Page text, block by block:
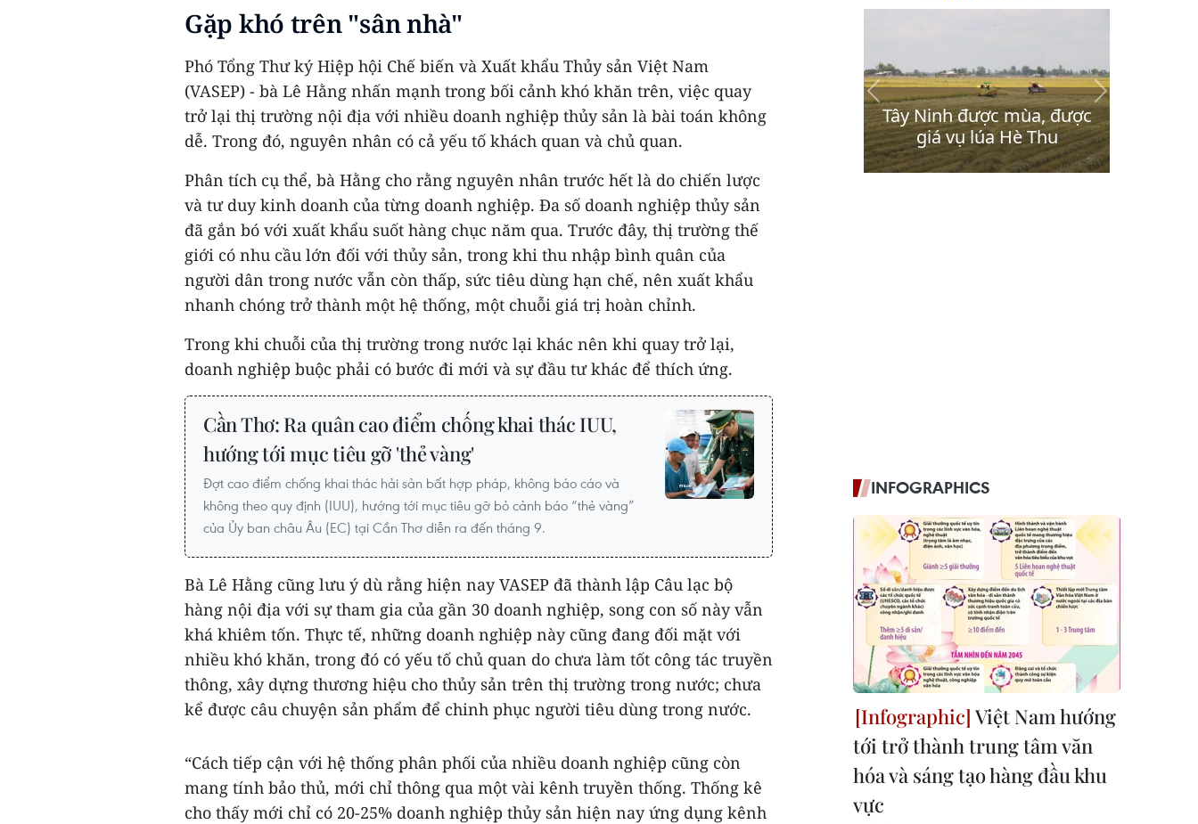
Gặp khó trên "sân nhà"
Phó Tổng Thư ký Hiệp hội Chế biến và Xuất khẩu Thủy sản Việt Nam
(VASEP) - bà Lê Hằng nhấn mạnh trong bối cảnh khó khăn trên, việc quay
trở lại thị trường nội địa với nhiều doanh nghiệp thủy sản là bài toán không
dễ. Trong đó, nguyên nhân có cả yếu tố khách quan và chủ quan.
Phân tích cụ thể, bà Hằng cho rằng nguyên nhân trước hết là do chiến lược
và tư duy kinh doanh của từng doanh nghiệp. Đa số doanh nghiệp thủy sản
đã gắn bó với xuất khẩu suốt hàng chục năm qua. Trước đây, thị trường thế
giới có nhu cầu lớn đối với thủy sản, trong khi thu nhập bình quân của
người dân trong nước vẫn còn thấp, sức tiêu dùng hạn chế, nên xuất khẩu
nhanh chóng trở thành một hệ thống, một chuỗi giá trị hoàn chỉnh.
Trong khi chuỗi của thị trường trong nước lại khác nên khi quay trở lại,
doanh nghiệp buộc phải có bước đi mới và sự đầu tư khác để thích ứng.
Cần Thơ: Ra quân cao điểm chống khai thác IUU,
hướng tới mục tiêu gỡ 'thẻ vàng'
Đợt cao điểm chống khai thác hải sản bất hợp pháp, không báo cáo và
không theo quy định (IUU), hướng tới mục tiêu gỡ bỏ cảnh báo “thẻ vàng”
của Ủy ban châu Âu (EC) tại Cần Thơ diễn ra đến tháng 9.
Bà Lê Hằng cũng lưu ý dù rằng hiện nay VASEP đã thành lập Câu lạc bộ
hàng nội địa với sự tham gia của gần 30 doanh nghiệp, song con số này vẫn
khá khiêm tốn. Thực tế, những doanh nghiệp này cũng đang đối mặt với
nhiều khó khăn, trong đó có yếu tố chủ quan do chưa làm tốt công tác truyền
thông, xây dựng thương hiệu cho thủy sản trên thị trường trong nước; chưa
kể được câu chuyện sản phẩm để chinh phục người tiêu dùng trong nước.
“Cách tiếp cận với hệ thống phân phối của nhiều doanh nghiệp cũng còn
mang tính bảo thủ, mới chỉ thông qua một vài kênh truyền thống. Thống kê
cho thấy mới chỉ có 20-25% doanh nghiệp thủy sản hiện nay ứng dụng kênh
INFOGRAPHICS
Việt Nam hướng
tới trở thành trung tâm văn
hóa và sáng tạo hàng đầu khu
vực